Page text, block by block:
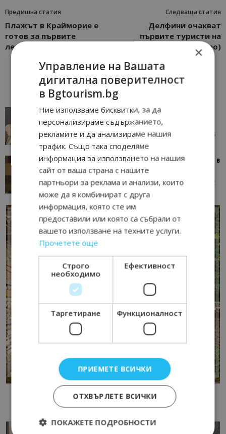
Предишна статия
Плажът в Крайморие е
готов за първите
летовници
Следваща статия
Делфини очакват
първите туристи на
плаж “Силистар” (видео)
AI в туризма: защо камериерка може да се
окаже по-трудна за...
AI Travel Economy с Елица Стоилова 05/08/2026 08:28
Тим Браун: Хотелите губят пари заради грешки в
данните и липсващи...
AI Travel Economy с Елица Стоилова 13/07/2026 09:02
×
Управление на Вашата
дигитална поверителност
в Bgtourism.bg
Ние използваме бисквитки, за да
персонализираме съдържанието,
рекламите и да анализираме нашия
трафик. Също така споделяме
информация за използването на нашия
сайт от ваша страна с нашите
партньори за реклама и анализи, които
може да я комбинират с друга
информация, която сте им
предоставили или която са събрали от
вашето използване на техните услуги.
Прочетете още
Строго
необходимо
Ефективност
Таргетиране Функционалност
ПРИЕМЕТЕ ВСИЧКИ
ОТХВЪРЛЕТЕ ВСИЧКИ
ПОКАЖЕТЕ ПОДРОБНОСТИ